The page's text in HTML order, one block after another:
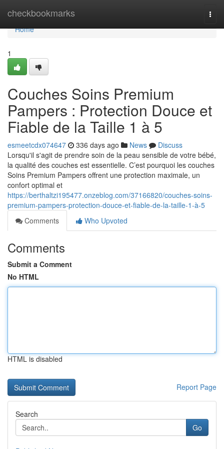
checkbookmarks
Home
Home
1
Couches Soins Premium
Pampers : Protection Douce et
Fiable de la Taille 1 à 5
esmeetcdx074647 336 days ago News
Discuss
Lorsqu'il s'agit de prendre soin de la peau sensible de votre bébé,
la qualité des couches est essentielle. C’est pourquoi les couches
Soins Premium Pampers offrent une protection maximale, un
confort optimal et
https://berthaltzi195477.onzeblog.com/37166820/couches-soins-
premium-pampers-protection-douce-et-fiable-de-la-taille-1-à-5
Comments
Who Upvoted
Comments
Submit a Comment
No HTML
HTML is disabled
Report Page
Search
Go